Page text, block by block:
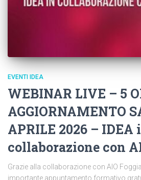
EVENTI IDEA
WEBINAR LIVE – 5
AGGIORNAMENTO
APRILE 2026 – IDEA
collaborazione con
Grazie alla collaborazione con AIO
importante appuntamento formativo